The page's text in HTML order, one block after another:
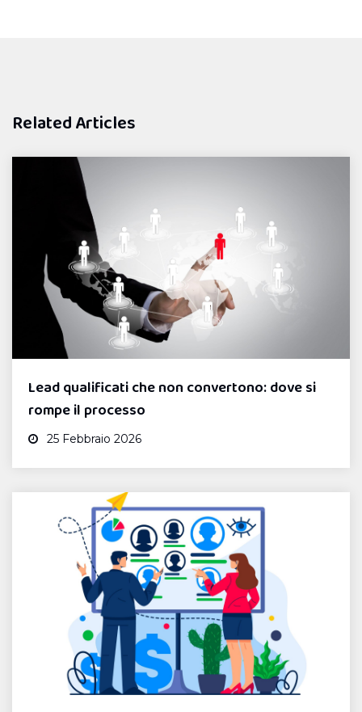
Related Articles
Lead qualificati che non convertono: dove si
rompe il processo
25 Febbraio 2026